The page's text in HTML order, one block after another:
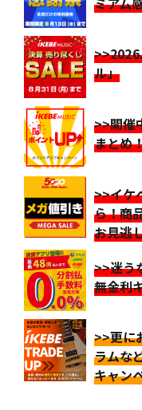
ル」
>>開催
まとめ
>>イケ
ら！商
お見逃
>>迷う
無金利
>>更に
ラムな
キャン